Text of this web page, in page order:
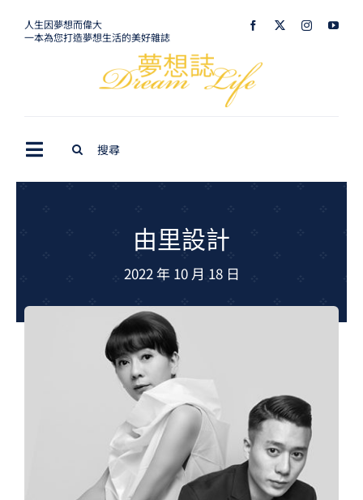
人生因夢想而偉大
一本為您打造夢想生活的美好雜誌
Toggle
Navigation
購屋指南
GCU大賽
夢想購物
由里設計
2022 年 10 月 18 日